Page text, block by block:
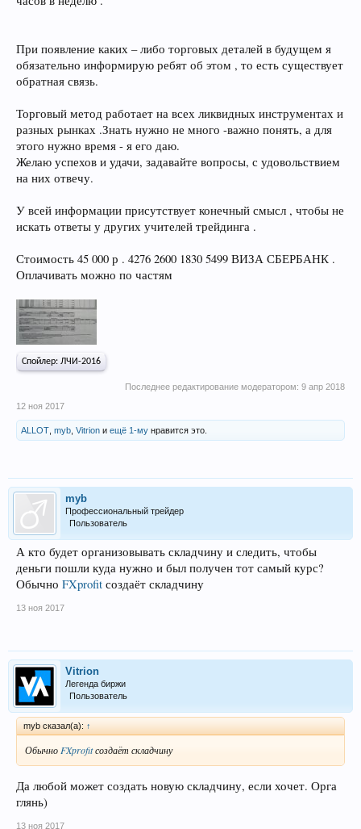
При появление каких – либо торговых деталей в будущем я
обязательно информирую ребят об этом , то есть существует
обратная связь.
Торговый метод работает на всех ликвидных инструментах и
разных рынках .Знать нужно не много -важно понять, а для
этого нужно время - я его даю.
Желаю успехов и удачи, задавайте вопросы, с удовольствием
на них отвечу.
У всей информации присутствует конечный смысл , чтобы не
искать ответы у других учителей трейдинга .
Стоимость 45 000 р . 4276 2600 1830 5499 ВИЗА СБЕРБАНК .
Оплачивать можно по частям
Спойлер: ЛЧИ-2016
Последнее редактирование модератором: 9 апр 2018
12 ноя 2017
ALLOT myb Vitrion и ещё 1-му нравится это.
myb
Профессиональный трейдер
Пользователь
А кто будет организовывать складчину и следить, чтобы
деньги пошли куда нужно и был получен тот самый курс?
Обычно FXprofit создаёт складчину
13 ноя 2017
Vitrion
Легенда биржи
Пользователь
myb сказал(а): ↑
Обычно FXprofitсоздаёт складчину
Да любой может создать новую складчину, если хочет. Орга
глянь)
13 ноя 2017